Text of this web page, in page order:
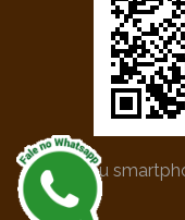
*Utilize seu